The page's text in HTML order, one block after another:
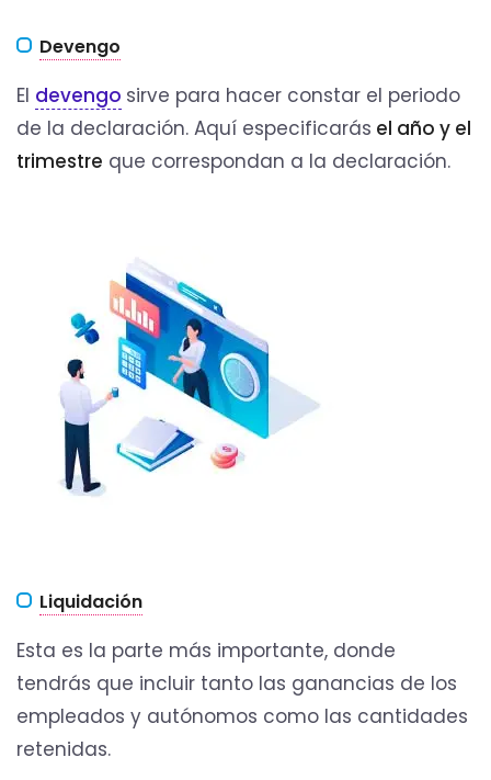
Devengo
El devengo sirve para hacer constar el periodo
de la declaración. Aquí especificarás el año y el
trimestre que correspondan a la declaración.
Liquidación
Esta es la parte más importante, donde
tendrás que incluir tanto las ganancias de los
empleados y autónomos como las cantidades
retenidas.